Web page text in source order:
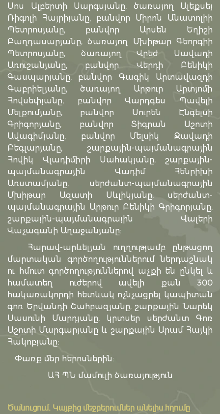
Սոս Ալբերտի Սարգսյանը, ծառայող Ալեքսեյ
Ռիգոլի Հայրիյանը, բանվոր Միրոն Անատոլիի
Պետրոսյանը, բանվոր Արսեն Եղիշի
Բաղդասարյանը, ծառայող Մխիթար Գեորգիի
Պետրոսյանը, ծառայող Վրեժ Սավադի
Առուշանյանը, բանվոր Վերդի Բենիկի
Գասպարյանը, բանվոր Գագիկ Արտավազդի
Գաբրիելյանը, ծառայող Արթուր Արտյոմի
Հովսեփյանը, բանվոր Վարդգես Պավելի
Մելքումյանը, բանվոր Սուրեն Էնգելսի
Գրիգորյանը, բանվոր Տիգրան Աշոտի
Ավագիմյանը, բանվոր Մելսիկ Ջավադի
Բեգլարյանը, շարքային-պայմանագրային
Հովիկ Վլադիմիրի Սահակյանը, շարքային-
պայմանագրային Վադիմ Հենրիխի
Առստամյանը, սերժանտ-պայմանագրային
Մխիթար Ազատի Սևլիկյանը, սերժանտ-
պայմանագրային Արթուր Բենիկի Գրիգորյանը,
շարքային-պայմանագրային Վալերի
Վաչագանի Աղաջանյանը:
Հարավ-արևելյան ուղղությամբ ընթացող
մարտական գործողություններում ներդաշնակ
ու հմուտ գործողություններով աչքի են ընկել և
համատեղ ուժերով ավելի քան 300
հակառակորդի հետևակ ոչնչացրել կապիտան
գոռ Երվանդի Շահբազյանը, շարքային Նարեկ
Սասունի Մարդյանը, կրտսեր սերժանտ Գոռ
Աշոտի Մարգարյանը և շարքային Արամ Հայկի
Հակոբյանը:
Փառք մեր հերոսներին:
ԱՀ ՊՆ մամուլի ծառայություն
Ծանուցում․ Կայքից մեջբերումներ անելիս հղումը